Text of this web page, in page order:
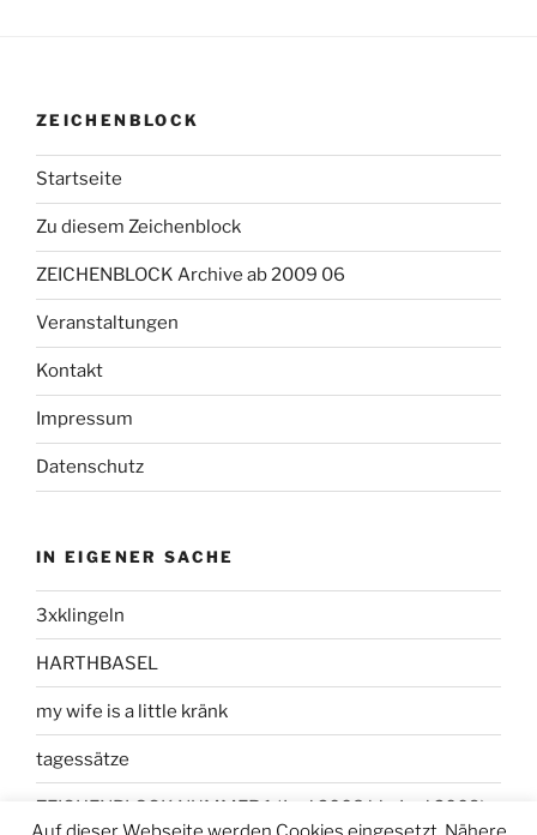
ZEICHENBLOCK
Startseite
Zu diesem Zeichenblock
ZEICHENBLOCK Archive ab 2009 06
Veranstaltungen
Kontakt
Impressum
Datenschutz
IN EIGENER SACHE
3xklingeln
HARTHBASEL
my wife is a little kränk
tagessätze
ZEICHENBLOCK NUMMER 1 (Juni 2008 bis Juni 2009)